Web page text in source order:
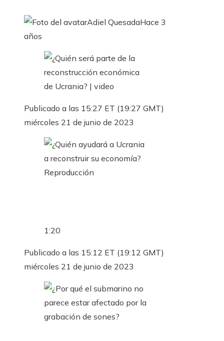
Adiel QuesadaHace 3
años
Publicado a las 15:27 ET (19:27 GMT)
miércoles 21 de junio de 2023
Reproducción
1:20
Publicado a las 15:12 ET (19:12 GMT)
miércoles 21 de junio de 2023